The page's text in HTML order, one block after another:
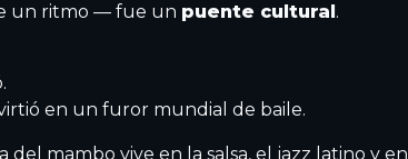
un ritmo — fue un puente cultural.
en un furor mundial de baile.
del mambo vive en la salsa, el jazz latino y en